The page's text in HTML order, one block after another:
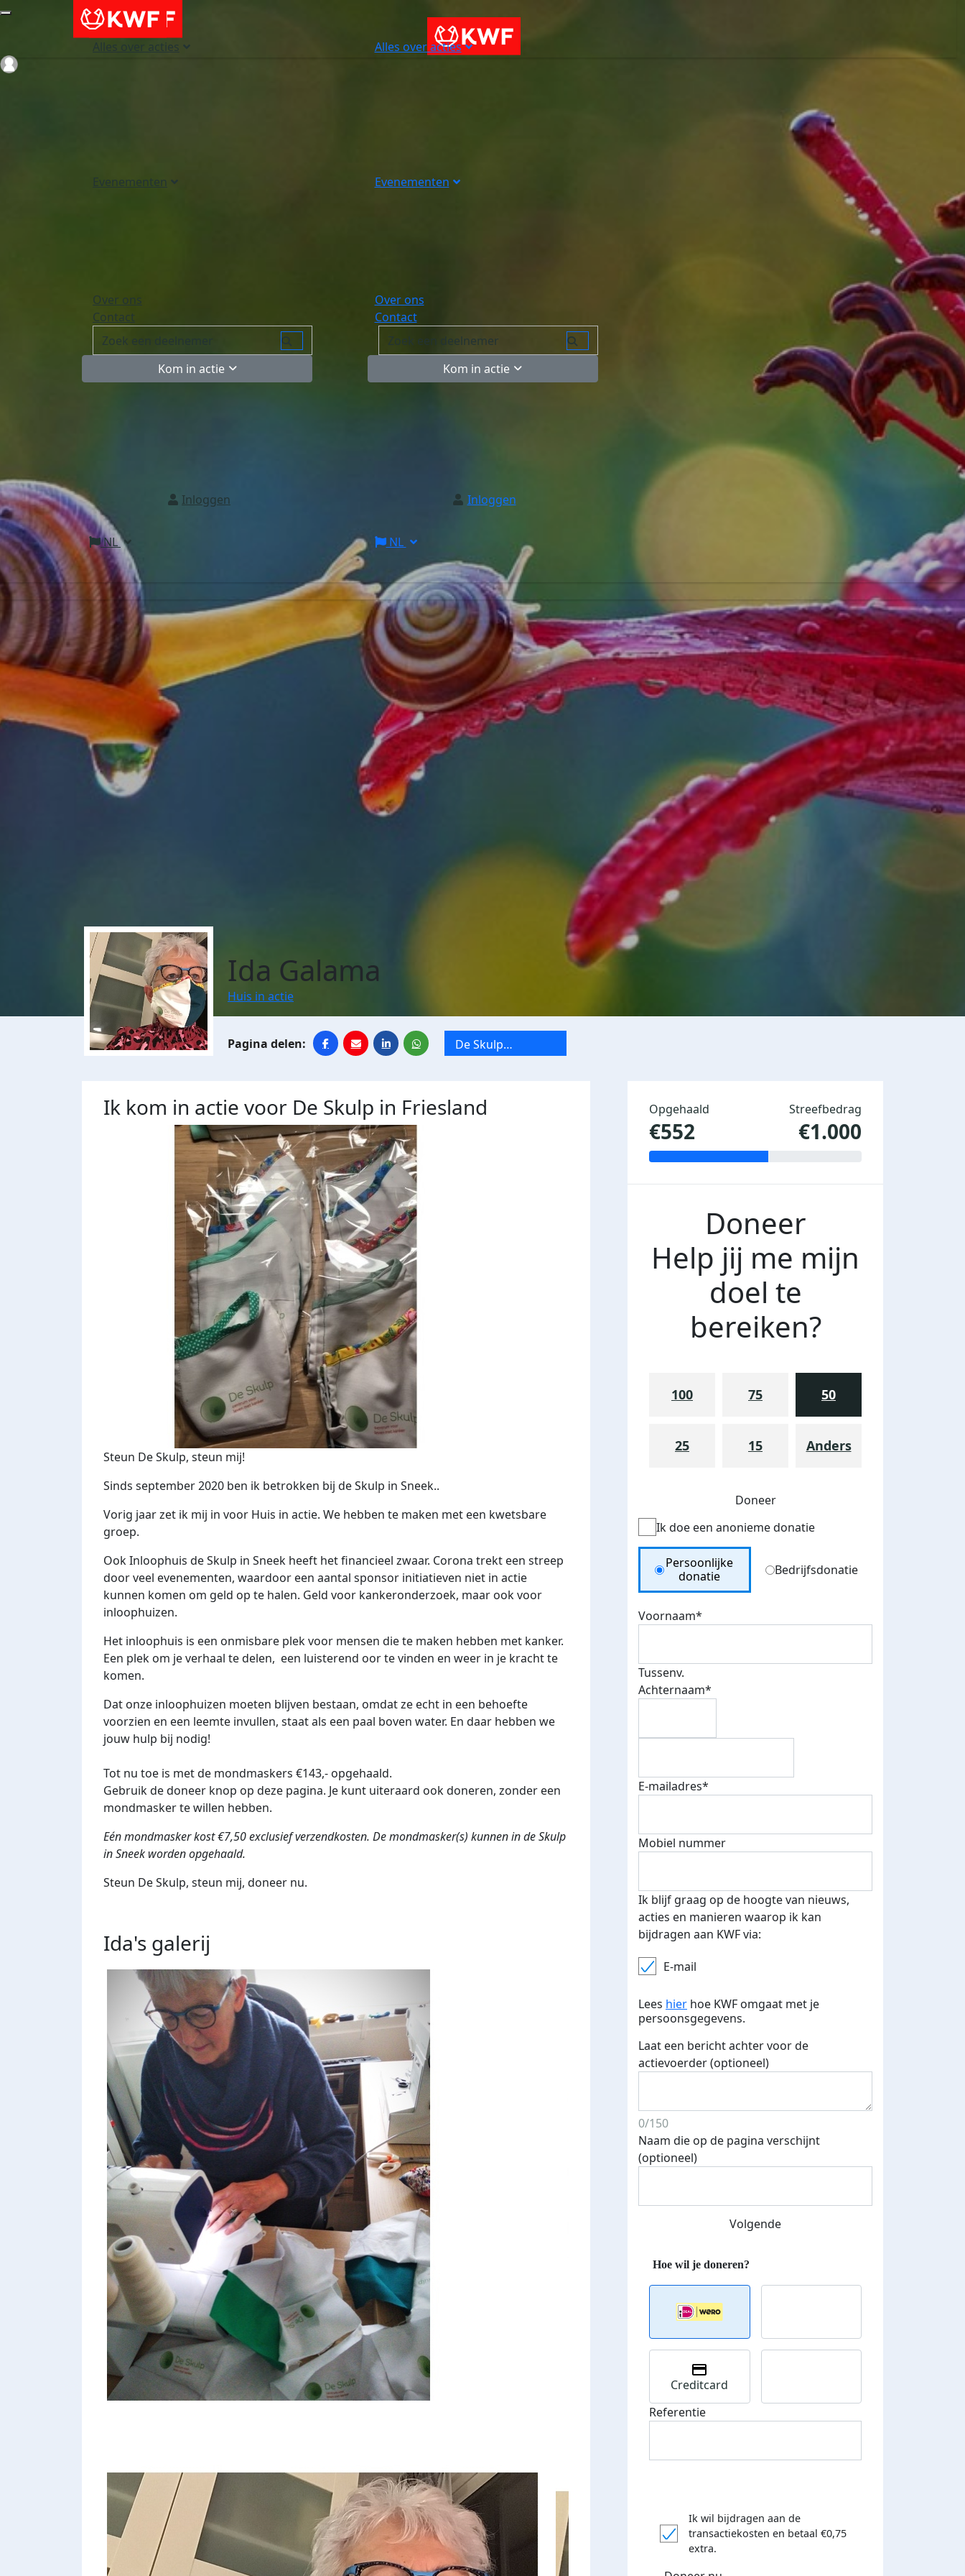
Alles over acties
Evenementen
Over ons
Contact
Kom in actie
Inloggen
NL
Alles over acties
Evenementen
Over ons
Contact
Kom in actie
Inloggen
NL
Ida Galama
Huis in actie
De Skulp
Friesland,
met locaties in
Ik kom in actie voor De Skulp in Friesland
Steun DeSkulp, steun mij!
Sinds september 2020 ben ik betrokken bij deSkulp in Sneek..
Vorig jaarzet ik mij in voor Huis in actie. We hebben te maken met een kwetsbare
groep.
Ook Inloophuis de Skulp in Sneek heeft het financieel zwaar. Corona trekt een streep
door veel evenementen, waardoor een aantal sponsor initiatieven niet in actie
kunnen komen om geld op te halen. Geld voor kankeronderzoek, maar ook voor
inloophuizen.
Het inloophuis is een onmisbare plek voor mensen die te maken hebben met kanker.
Een plek om je verhaal te delen, een luisterend oor te vinden en weer in je kracht te
komen.
Dat onze inloophuizen moeten blijven bestaan, omdat ze echt in een behoefte
voorzien en een leemte invullen, staat als een paal boven water. En daar hebben we
jouw hulp bij nodig!
Tot nu toe is met de mondmaskers €143,- opgehaald.
Gebruik de doneer knop op deze pagina. Je kunt uiteraard ook doneren, zonder een
mondmasker te willen hebben.
Eén mondmasker kost €7,50 exclusief verzendkosten. De mondmasker(s) kunnen in de Skulp
in Sneek worden opgehaald.
Steun DeSkulp, steun mij, doneer nu.
Ida's galerij
Opgehaald
€552
Streefbedrag
€1.000
Doneer
Help jij me mijn
doel te
bereiken?
100 75 50
25 15 Anders
Doneer
Ik doe een anonieme donatie
Donation Type
Persoonlijke
donatie
Bedrijfsdonatie
Voornaam*
Tussenv.
Achternaam*
E-mailadres*
Mobiel nummer
Ik blijf graag op de hoogte van nieuws,
acties en manieren waarop ik kan
bijdragen aan KWF via:
E-mail
Lees hier hoe KWF omgaat met je
persoonsgegevens.
Laat een bericht achter voor de
actievoerder (optioneel)
0/150
Naam die op de pagina verschijnt
(optioneel)
Volgende
Creditcard
Referentie
Ik wil bijdragen aan de
transactiekosten en betaal €0,75
extra.